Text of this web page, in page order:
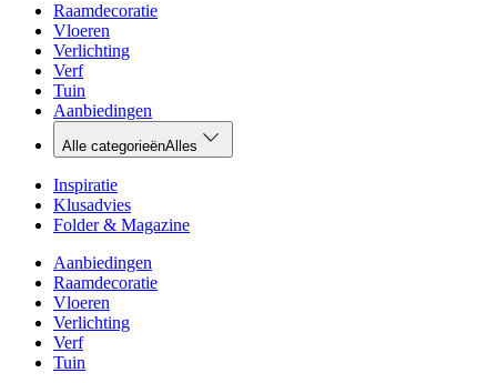
Raamdecoratie
Vloeren
Verlichting
Verf
Tuin
Aanbiedingen
Alle categorieënAlles
Inspiratie
Klusadvies
Folder & Magazine
Aanbiedingen
Raamdecoratie
Vloeren
Verlichting
Verf
Tuin